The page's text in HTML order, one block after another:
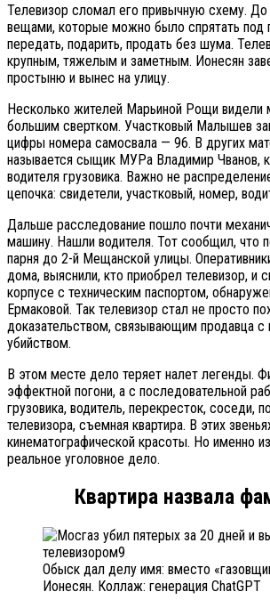
Телевизор сломал его привычную схему. До
вещами, которые можно было спрятать под
передать, подарить, продать без шума.
крупным, тяжелым и заметным. Ионесян
простыню и вынес на улицу.
Несколько жителей Марьиной Рощи видели
большим свертком. Участковый Малышев
цифры номера самосвала — 96. В других
называется сыщик МУРа Владимир Чванов,
водителя грузовика. Важно не
цепочка: свидетели, участковый, номер,
Дальше расследование пошло почти
машину. Нашли водителя. Тот сообщил, что
парня до 2-й Мещанской улицы.
дома, выяснили, кто приобрел телевизор, и
корпусе с техническим паспортом,
Ермаковой. Так телевизор стал не просто
доказательством, связывающим продавца
убийством.
В этом месте дело теряет налет легенды.
эффектной погони, а с последовательной
грузовика, водитель, перекресток, соседи,
телевизора, съемная квартира. В этих
кинематографической красоты. Но именно
реальное уголовное дело.
Квартира назвала
Обыск дал делу имя: вместо
Ионесян. Коллаж: генерация ChatGPT